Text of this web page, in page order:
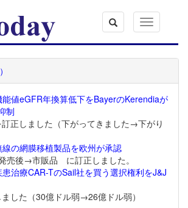
Toggle
navigation
値eGFR年換算低下をBayerのKerendiaが
制
訂正しました（下がってきました→下がり
の網膜移植製品を欧州が承認
売後→市販品 に訂正しました。
治療CAR-TのSail社を買う選択権利をJ&J
ました（30億ドル弱→26億ドル弱）